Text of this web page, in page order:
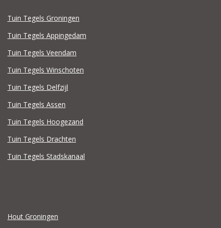
Tuin Tegels Groningen
Tuin Tegels Appingedam
Tuin Tegels Veendam
Tuin Tegels Winschoten
Tuin Tegels Delfzijl
Tuin Tegels Assen
Tuin Tegels Hoogezand
Tuin Tegels Drachten
Tuin Tegels Stadskanaal
Hout Groningen